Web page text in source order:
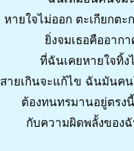
หายใจไม่ออก ตะเกียกตะ
ยิ่งจมเธอคืออากา
ที่ฉันเคยหายใจทิ้ง
สายเกินจะแก้ไข ฉันมันคน
ต้องทนทรมานอยู่ตรง
กับความผิดพลั้งของฉั